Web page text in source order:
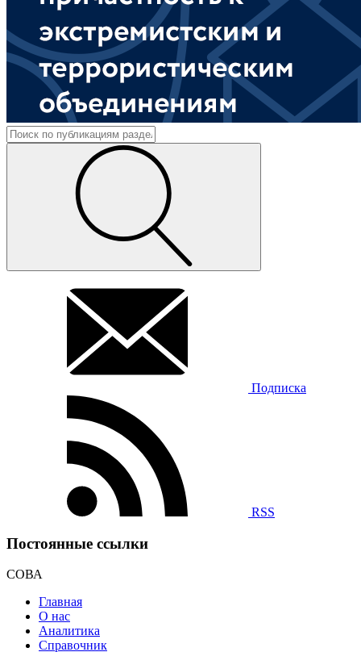
Подписка
RSS
Постоянные ссылки
СОВА
Главная
О нас
Аналитика
Справочник